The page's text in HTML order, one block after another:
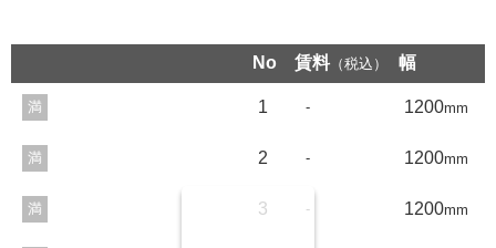
No 賃料 （税込） 幅
満 1 - 1200mm
満 2 - 1200mm
満 3 - 1200mm